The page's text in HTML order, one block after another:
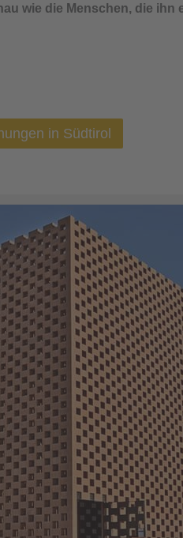
wie die Menschen, die ihn
in Südtirol